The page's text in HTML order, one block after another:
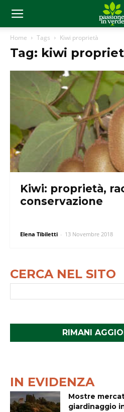
Home Tags Kiwi proprietà
Tag: kiwi
Kiwi: proprietà,
conservazione
Elena Tibiletti - 13 Novembre 2018
CERCA NEL SITO
RIMANI
IN EVIDENZA
Mostre
giardinaggio